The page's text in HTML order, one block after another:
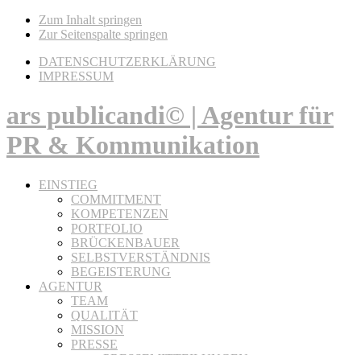
Zum Inhalt springen
Zur Seitenspalte springen
DATENSCHUTZERKLÄRUNG
IMPRESSUM
ars publicandi© | Agentur für
PR & Kommunikation
EINSTIEG
COMMITMENT
KOMPETENZEN
PORTFOLIO
BRÜCKENBAUER
SELBSTVERSTÄNDNIS
BEGEISTERUNG
AGENTUR
TEAM
QUALITÄT
MISSION
PRESSE